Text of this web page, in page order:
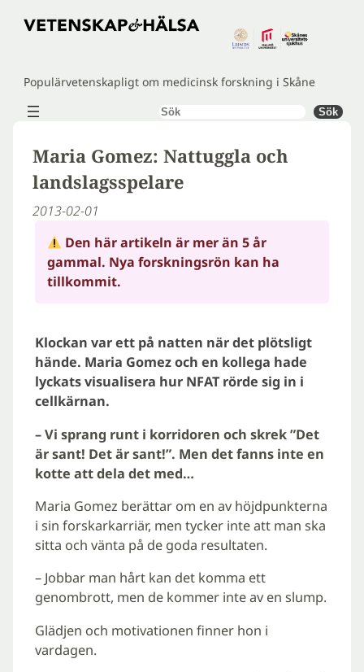
Hoppa
Populärvetenskapligt om medicinsk forskning i Skåne
Sök Sök
Maria Gomez: Nattuggla och
landslagsspelare
2013-02-01
Den här artikeln är mer än 5 år
gammal. Nya forskningsrön kan ha
tillkommit.
Klockan var ett på natten när det plötsligt
hände. Maria Gomez och en kollega hade
lyckats visualisera hur NFAT rörde sig in i
cellkärnan.
– Vi sprang runt i korridoren och skrek ”Det
är sant! Det är sant!”. Men det fanns inte en
kotte att dela det med…
Maria Gomez berättar om en av höjdpunkterna
i sin forskarkarriär, men tycker inte att man ska
sitta och vänta på de goda resultaten.
– Jobbar man hårt kan det komma ett
genombrott, men de kommer inte av en slump.
Glädjen och motivationen finner hon i
vardagen.